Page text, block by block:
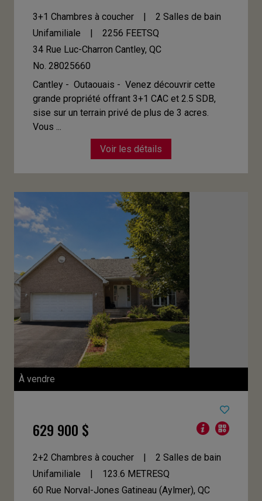
3+1 Chambres à coucher
2 Salles de bain
Unifamiliale
2256 FEETSQ
34 Rue Luc-Charron Cantley, QC
No. 28025660
Cantley - Outaouais - Venez découvrir cette
grande propriété offrant 3+1 CAC et 2.5 SDB,
sise sur un terrain privé de plus de 3 acres.
Vous ...
Voir les détails
À vendre
629 900 $
2+2 Chambres à coucher
2 Salles de bain
Unifamiliale
123.6 METRESQ
60 Rue Norval-Jones Gatineau (Aylmer), QC